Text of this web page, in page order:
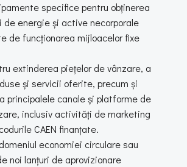
specifice pentru obținerea
de energie și active necorporale
de funcționarea mijloacelor fixe
extinderea piețelor de vânzare, a
și servicii oferite, precum și
principalele canale și platforme de
inclusiv activități de marketing
CAEN finanțate.
economiei circulare sau
noi lanțuri de aprovizionare